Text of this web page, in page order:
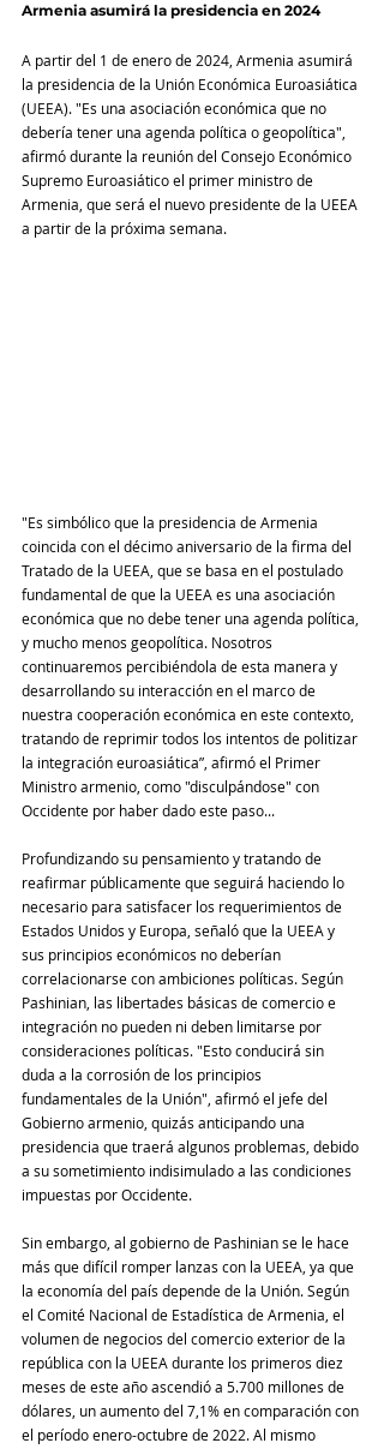
Armenia asumirá la presidencia en 2024
A partir del 1 de enero de 2024, Armenia asumirá
la presidencia de la Unión Económica Euroasiática
(UEEA). "Es una asociación económica que no
debería tener una agenda política o geopolítica",
afirmó durante la reunión del Consejo Económico
Supremo Euroasiático el primer ministro de
Armenia, que será el nuevo presidente de la UEEA
a partir de la próxima semana.
"Es simbólico que la presidencia de Armenia
coincida con el décimo aniversario de la firma del
Tratado de la UEEA, que se basa en el postulado
fundamental de que la UEEA es una asociación
económica que no debe tener una agenda política,
y mucho menos geopolítica. Nosotros
continuaremos percibiéndola de esta manera y
desarrollando su interacción en el marco de
nuestra cooperación económica en este contexto,
tratando de reprimir todos los intentos de politizar
la integración euroasiática”, afirmó el Primer
Ministro armenio, como "disculpándose" con
Occidente por haber dado este paso...
Profundizando su pensamiento y tratando de
reafirmar públicamente que seguirá haciendo lo
necesario para satisfacer los requerimientos de
Estados Unidos y Europa, señaló que la UEEA y
sus principios económicos no deberían
correlacionarse con ambiciones políticas. Según
Pashinian, las libertades básicas de comercio e
integración no pueden ni deben limitarse por
consideraciones políticas. "Esto conducirá sin
duda a la corrosión de los principios
fundamentales de la Unión", afirmó el jefe del
Gobierno armenio, quizás anticipando una
presidencia que traerá algunos problemas, debido
a su sometimiento indisimulado a las condiciones
impuestas por Occidente.
Sin embargo, al gobierno de Pashinian se le hace
más que difícil romper lanzas con la UEEA, ya que
la economía del país depende de la Unión. Según
el Comité Nacional de Estadística de Armenia, el
volumen de negocios del comercio exterior de la
república con la UEEA durante los primeros diez
meses de este año ascendió a 5.700 millones de
dólares, un aumento del 7,1% en comparación con
el período enero-octubre de 2022. Al mismo